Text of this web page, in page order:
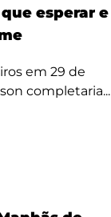
esperar e
em 29 de
completaria...